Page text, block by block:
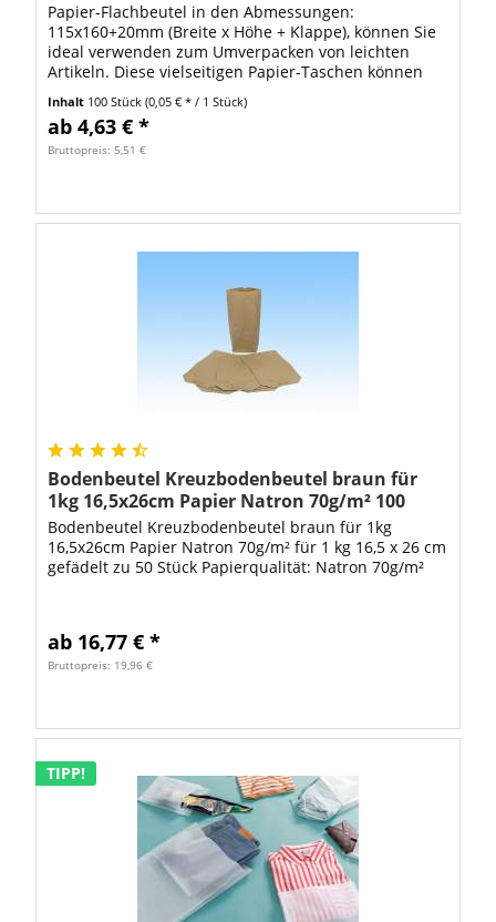
Papier-Flachbeutel in den Abmessungen:
115x160+20mm (Breite x Höhe + Klappe), können Sie
ideal verwenden zum Umverpacken von leichten
Artikeln. Diese vielseitigen Papier-Taschen können
von...
Inhalt 100 Stück(0,05 € * / 1 Stück)
ab 4,63 € *
Bruttopreis: 5,51 €
Bodenbeutel Kreuzbodenbeutel braun für
1kg 16,5x26cm Papier Natron 70g/m² 100
Stück
Bodenbeutel Kreuzbodenbeutel braun für 1kg
16,5x26cm Papier Natron 70g/m² für 1 kg 16,5 x 26 cm
gefädelt zu 50 Stück Papierqualität: Natron 70g/m²
ab 16,77 € *
Bruttopreis: 19,96 €
TIPP!